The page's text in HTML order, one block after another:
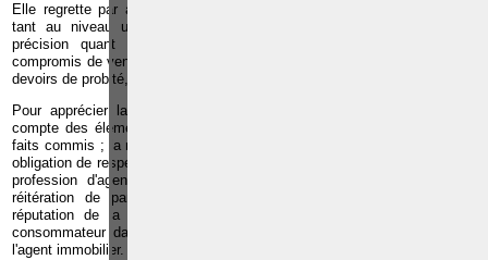
Elle regrette par ailleurs que, nonobstant les particularités de la vente
tant au niveau urbanistique que de l'identité de l'acquéreur, aucune
précision quant à ces particularités n'aient été reprises dans le
compromis de vente. Il en résulte que l'agent immobilier a manqué à ses
devoirs de probité, de loyauté, de dignité et de délicatesse.
Pour apprécier la sanction applicable, la Chambre d'appel a pris en
compte des éléments suivants : la nature et la gravité intrinsèque des
faits commis ; la nécessité de faire prendre conscience à l'agent de son
obligation de respecter les règles élémentaires relatives à l'exercice de la
profession d'agent immobilier ; l'impérieuse nécessité d'empêcher la
réitération de pareils comportements ; l'atteinte à l'image et à la
réputation de la profession d'agent immobilier et à la confiance du
consommateur dans celle-ci ; l'espoir d'amendement dans le chef de
l'agent immobilier.